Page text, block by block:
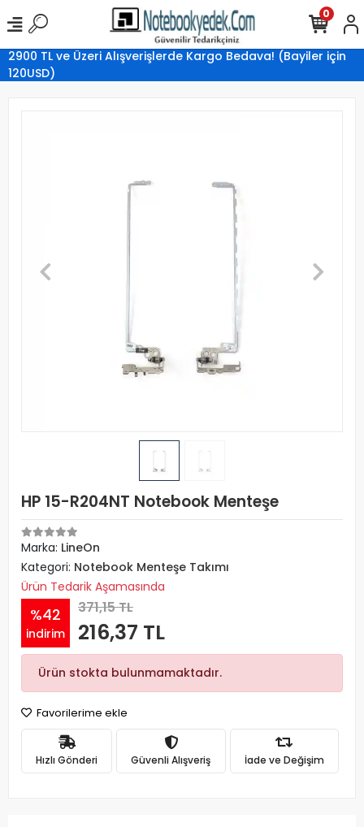
2900 TL ve Üzeri Alışverişlerde Kargo Bedava! (Bayiler için
120USD)
0
HP 15-R204NT Notebook Menteşe
Marka: LineOn
Kategori: Notebook Menteşe Takımı
Ürün Tedarik Aşamasında
%42
indirim
371,15 TL
216,37 TL
Ürün stokta bulunmamaktadır.
Favorilerime ekle
Hızlı Gönderi Güvenli Alışveriş İade ve Değişim